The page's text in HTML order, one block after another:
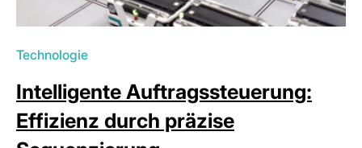
Technologie
Intelligente Auftragssteuerung:
Effizienz durch präzise